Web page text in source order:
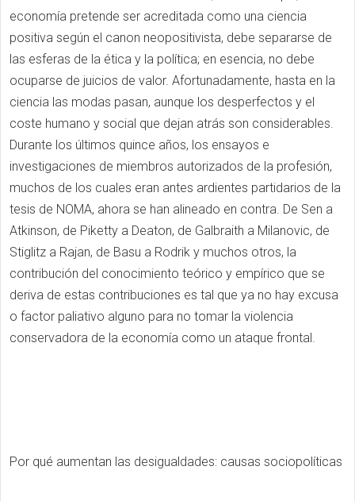
economía pretende ser acreditada como una ciencia
positiva según el canon neopositivista, debe separarse de
las esferas de la ética y la política; en esencia, no debe
ocuparse de juicios de valor. Afortunadamente, hasta en la
ciencia las modas pasan, aunque los desperfectos y el
coste humano y social que dejan atrás son considerables.
Durante los últimos quince años, los ensayos e
investigaciones de miembros autorizados de la profesión,
muchos de los cuales eran antes ardientes partidarios de la
tesis de NOMA, ahora se han alineado en contra. De Sen a
Atkinson, de Piketty a Deaton, de Galbraith a Milanovic, de
Stiglitz a Rajan, de Basu a Rodrik y muchos otros, la
contribución del conocimiento teórico y empírico que se
deriva de estas contribuciones es tal que ya no hay excusa
o factor paliativo alguno para no tomar la violencia
conservadora de la economía como un ataque frontal.
Por qué aumentan las desigualdades: causas sociopolíticas